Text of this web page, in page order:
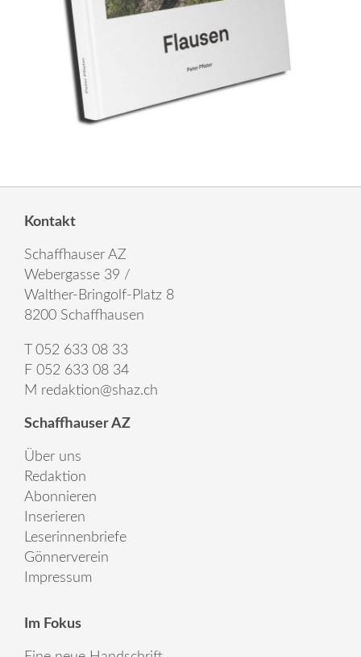
Kontakt
Schaffhauser AZ
Webergasse 39 /
Walther-Bringolf-Platz 8
8200 Schaffhausen
T 052 633 08 33
F 052 633 08 34
M redaktion@shaz.ch
Schaffhauser AZ
Über uns
Redaktion
Abonnieren
Inserieren
Leserinnenbriefe
Gönnerverein
Impressum
Im Fokus